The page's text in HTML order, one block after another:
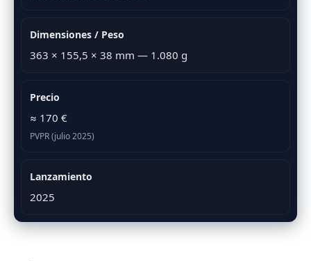
Dimensiones / Peso
363 × 155,5 × 38 mm — 1.080 g
Precio
≈ 170 €
PVPR (julio 2025)
Lanzamiento
2025